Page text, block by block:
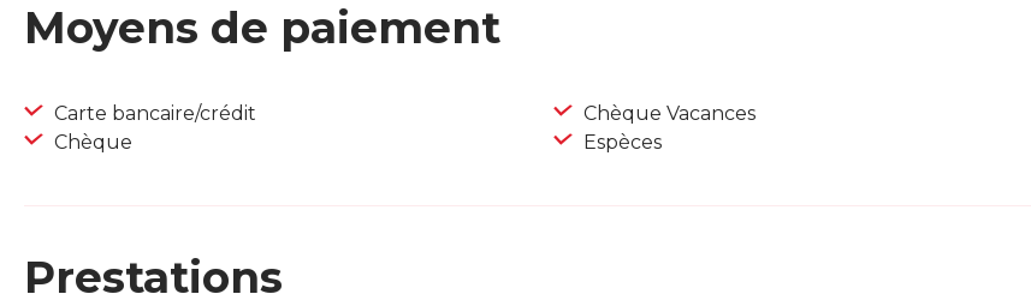
Moyens de paiement
Carte bancaire/crédit
Chèque
Chèque Vacances
Espèces
Prestations